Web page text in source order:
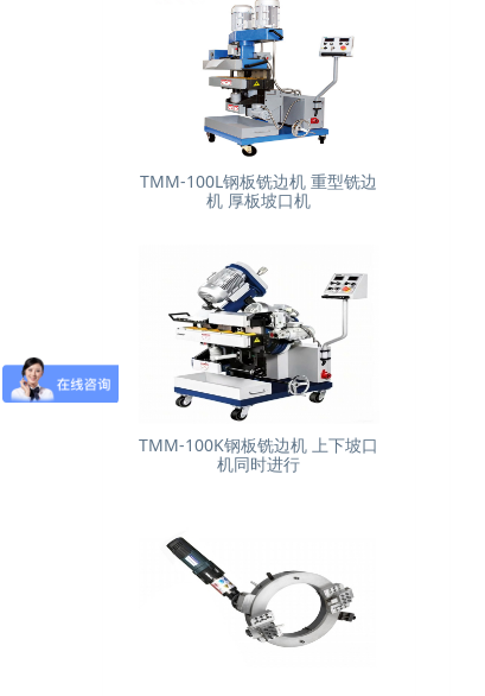
TMM-100L钢板铣边机 重型铣边
机 厚板坡口机
TMM-100K钢板铣边机 上下坡口
机同时进行